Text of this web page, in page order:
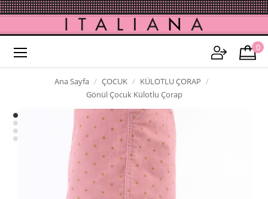
0
Ana Sayfa ÇOCUK
KÜLOTLU ÇORAP
Gönül Çocuk Külotlu Çorap